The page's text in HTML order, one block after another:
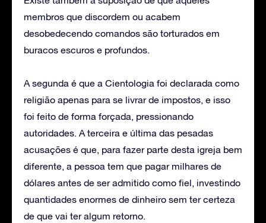
membros que discordem ou acabem
desobedecendo comandos são torturados em
buracos escuros e profundos.
A segunda é que a Cientologia foi declarada como
religião apenas para se livrar de impostos, e isso
foi feito de forma forçada, pressionando
autoridades. A terceira e última das pesadas
acusações é que, para fazer parte desta igreja bem
diferente, a pessoa tem que pagar milhares de
dólares antes de ser admitido como fiel, investindo
quantidades enormes de dinheiro sem ter certeza
de que vai ter algum retorno.